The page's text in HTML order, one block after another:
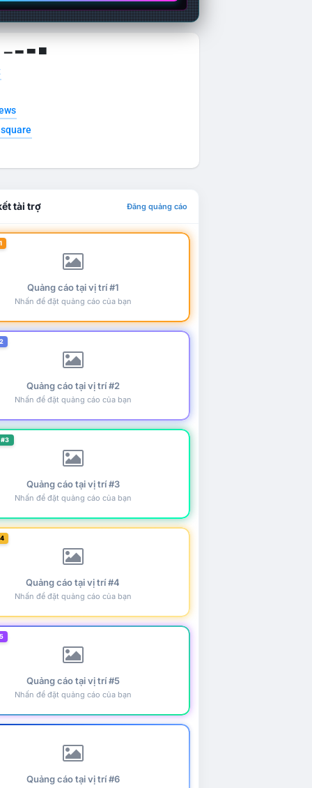
▁ ▂ ▃ ▄
tài trợ Đăng quảng cáo
Quảng cáo tại vị trí #1
Nhấn để đặt quảng cáo của bạn
Quảng cáo tại vị trí #2
Nhấn để đặt quảng cáo của bạn
Quảng cáo tại vị trí #3
Nhấn để đặt quảng cáo của bạn
Quảng cáo tại vị trí #4
Nhấn để đặt quảng cáo của bạn
Quảng cáo tại vị trí #5
Nhấn để đặt quảng cáo của bạn
Quảng cáo tại vị trí #6